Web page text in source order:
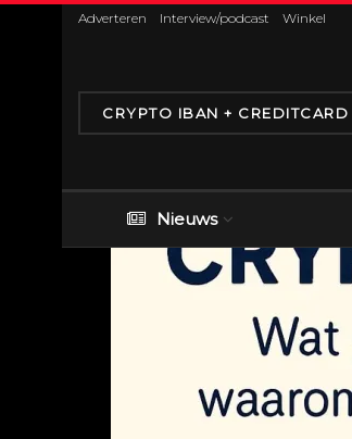
Adverteren Interview/podcast Winkel
CRYPTO IBAN + CREDITCARD
Nieuws